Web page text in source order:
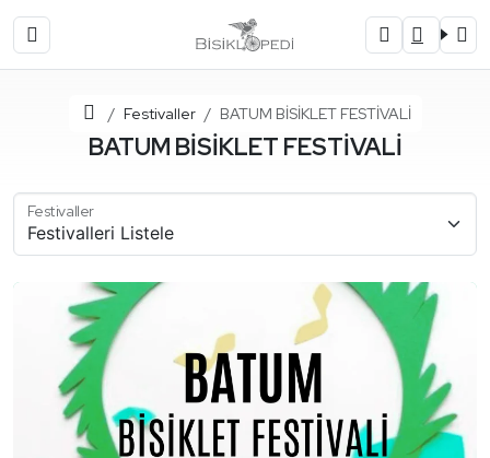
Ana SayfaFestivaller BATUM BİSİKLET FESTİVALİ
BATUM BİSİKLET FESTİVALİ
Festivaller